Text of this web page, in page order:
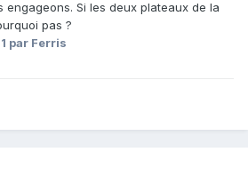
engageons. Si les deux plateaux de la
pas ?
par Ferris